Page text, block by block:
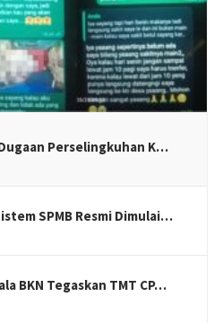
Perselingkuhan K…
SPMB Resmi Dimulai…
BKN Tegaskan TMT CP…